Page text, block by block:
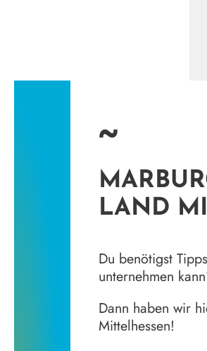
~
LAND
Du benötigst
unternehmen
Dann haben wir
Mittelhessen!